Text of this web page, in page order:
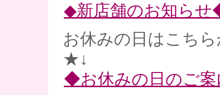
◆新店舗のお知ら
お休みの日はこち
★↓
◆お休みの日のご